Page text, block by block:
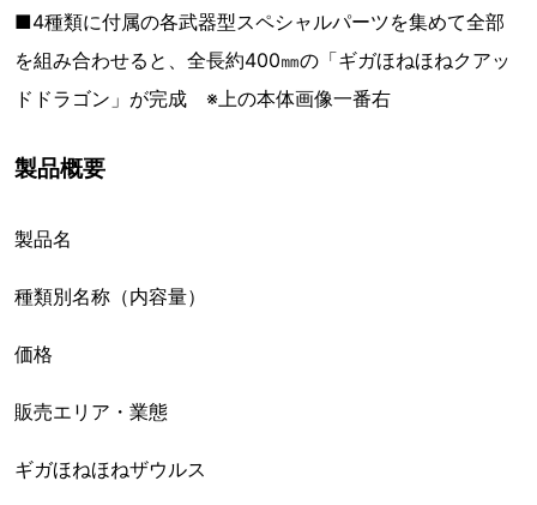
■4種類に付属の各武器型スペシャルパーツを集めて全部
を組み合わせると、全長約400㎜の「ギガほねほねクアッ
ドドラゴン」が完成 ※上の本体画像一番右
製品概要
製品名
種類別名称（内容量）
価格
販売エリア・業態
ギガほねほねザウルス